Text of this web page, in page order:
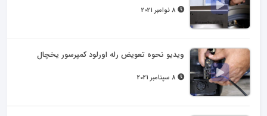
ویدیو نحوه تعویض رله اورلود کمپرسور یخچال